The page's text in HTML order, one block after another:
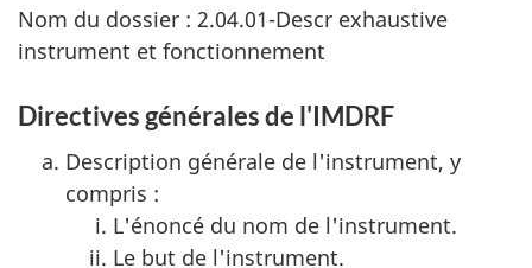
Nom du dossier : 2.04.01-Descr exhaustive
instrument et fonctionnement
Directives générales de l'IMDRF
Description générale de l'instrument, y
compris :
L'énoncé du nom de l'instrument.
Le but de l'instrument.